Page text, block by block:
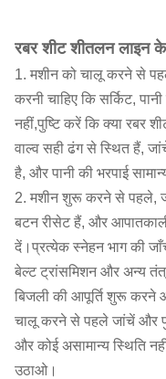
रबर शीट शीतलन लाइन के
1. मशीन को चालू करने से
करनी चाहिए कि सर्किट,
नहीं,पुष्टि करें कि क्या रबर
वाल्व सही ढंग से स्थित हैं,
है, और पानी की भरपाई
2. मशीन शुरू करने से पहले,
बटन रीसेट हैं, और
दें।प्रत्येक स्नेहन भाग की
बेल्ट ट्रांसमिशन और अन्य
बिजली की आपूर्ति शुरू करने
चालू करने से पहले जांचें और
और कोई असामान्य स्थिति
उठाओ।